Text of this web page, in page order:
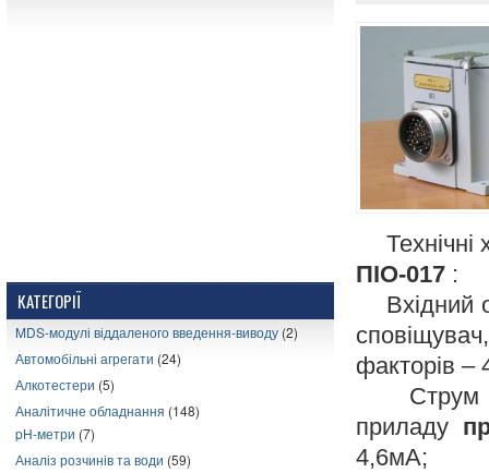
КАТЕГОРІЇ
MDS-модулі віддаленого введення-виводу (2)
Автомобільні агрегати (24)
Алкотестери (5)
Аналітичне обладнання (148)
pH-метри (7)
Аналіз розчинів та води (59)
Технічні
ПІО-017 :
Вхідний
факторів
Струм
приладу
4,6мА;